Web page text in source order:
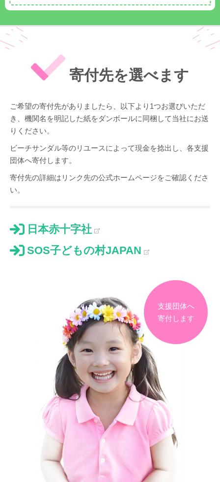
寄付先を選べます
ご希望の寄付先がありましたら、以下より1つお選びいただ
き、機関名を明記した紙をダンボールに同梱して当社にお送
りください。
ビーチサンダル等のリユースによって現金を捻出し、各支援
団体へ寄付します。
寄付先の詳細はリンク先の公式ホームページをご確認くださ
い。
日本赤十字社
SOS子どもの村JAPAN
支援団体へ
寄付します